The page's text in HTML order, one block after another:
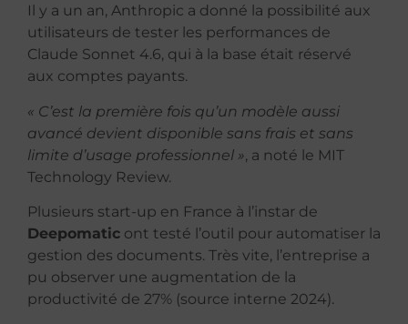
Il y a un an, Anthropic a donné la possibilité aux
utilisateurs de tester les performances de
Claude Sonnet 4.6, qui à la base était réservé
aux comptes payants.
« C’est la première fois qu’un modèle aussi
avancé devient disponible sans frais et sans
limite d’usage professionnel », a noté le MIT
Technology Review.
Plusieurs start-up en France à l’instar de
Deepomatic ont testé l’outil pour automatiser la
gestion des documents. Très vite, l’entreprise a
pu observer une augmentation de la
productivité de 27% (source interne 2024).